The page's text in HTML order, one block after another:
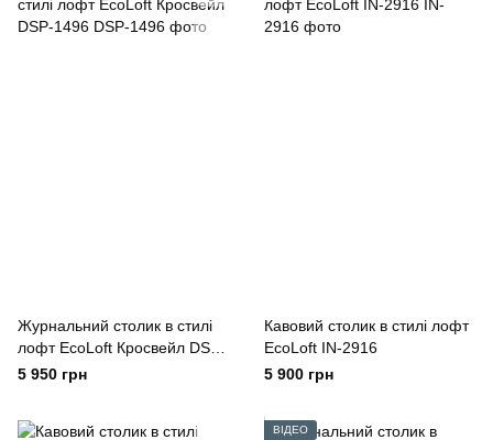
Журнальний столик в стилі
лофт EcoLoft Кросвейл DSP-
1496
5 950 грн
Кавовий столик в стилі лофт
EcoLoft IN-2916
5 900 грн
ВІДЕО